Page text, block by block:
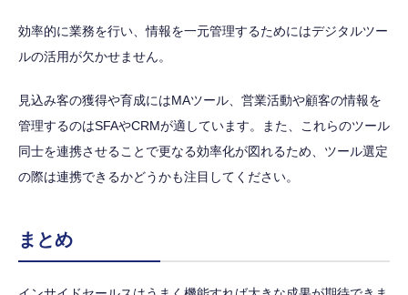
効率的に業務を行い、情報を一元管理するためにはデジタルツー
ルの活用が欠かせません。
見込み客の獲得や育成にはMAツール、営業活動や顧客の情報を
管理するのはSFAやCRMが適しています。また、これらのツール
同士を連携させることで更なる効率化が図れるため、ツール選定
の際は連携できるかどうかも注目してください。
まとめ